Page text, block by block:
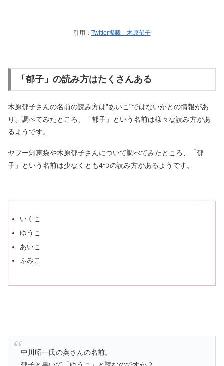
引用： Twitter掲載 木原郁子
「郁子」の読み方はたくさんある
木原郁子さんの名前の読み方は”あいこ”ではないかとの情報があ
り、調べてみたところ、「郁子」という名前は様々な読み方があ
るようです。
ヤフー知恵袋や木原郁子さんについて調べてみたところ、「郁
子」という名前は少なくとも4つの読み方があるようです。
いくこ
ゆうこ
あいこ
ふみこ
中川昭一氏の奥さんの名前。